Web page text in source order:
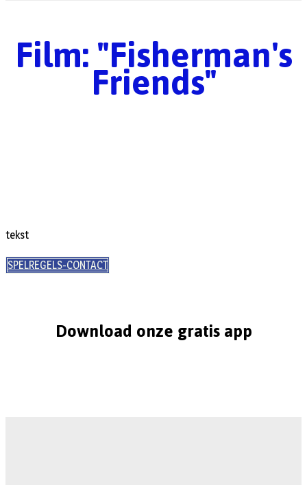
Film: "Fisherman's
Friends"
tekst
SPELREGELS-CONTACT
Download onze gratis app